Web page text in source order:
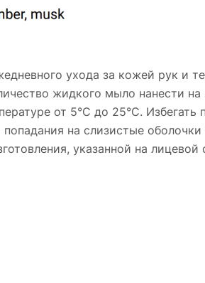
ухода за кожей рук и
жидкого мыло нанести
от 5°С до 25°С.
попадания на слизистые
указанной на лицевой